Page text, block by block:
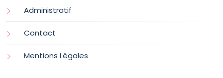
Administratif
Contact
Mentions Légales